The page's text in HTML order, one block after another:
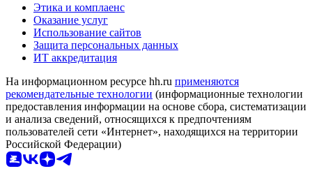
Этика и комплаенс
Оказание услуг
Использование сайтов
Защита персональных данных
ИТ аккредитация
На информационном ресурсе hh.ru применяются
рекомендательные технологии (информационные технологии
предоставления информации на основе сбора, систематизации
и анализа сведений, относящихся к предпочтениям
пользователей сети «Интернет», находящихся на территории
Российской Федерации)